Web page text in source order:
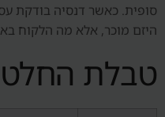
סופית. כאשר דנסיה בודקת
היזם מוכר, אלא מה הלקוח
טבלת